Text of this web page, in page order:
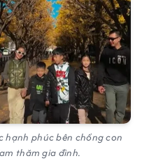
hạnh phúc bên chồng con
thăm gia đình.